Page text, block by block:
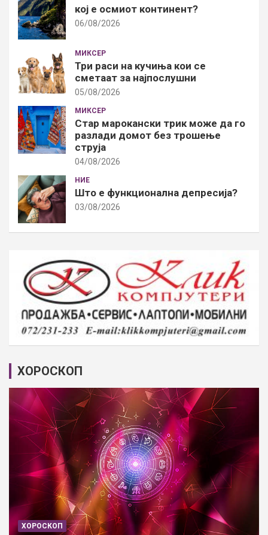
кој е осмиот континент?
06/08/2026
МИКСЕР
Три раси на кучиња кои се
сметаат за најпослушни
05/08/2026
МИКСЕР
Стар марокански трик може да го
разлади домот без трошење
струја
04/08/2026
НИЕ
Што е функционална депресија?
03/08/2026
ХОРОСКОП
ХОРОСКОП